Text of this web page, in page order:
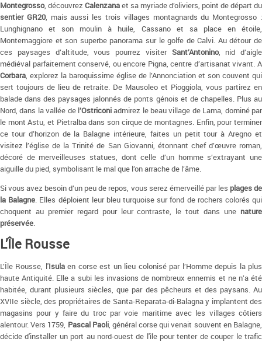
Montegrosso, découvrez Calenzanaet sa myriade d’oliviers, point de départ du
sentier GR20, mais aussi les trois villages montagnards du Montegrosso :
Lunghignano et son moulin à huile, Cassano et sa place en étoile,
Montemaggiore et son superbe panorama sur le golfe de Calvi. Au détour de
ces paysages d’altitude, vous pourrez visiter Sant’Antonino, nid d’aigle
médiéval parfaitement conservé, ou encore Pigna, centre d’artisanat vivant. A
Corbara, explorez la baroquissime église de l’Annonciation et son couvent qui
sert toujours de lieu de retraite. De Mausoleo et Pioggiola, vous partirez en
balade dans des paysages jalonnés de ponts génois et de chapelles. Plus au
Nord, dans la vallée de l’Ostriconiadmirez le beau village de Lama, dominé par
le mont Astu, et Pietralba dans son cirque de montagnes. Enfin, pour terminer
ce tour d’horizon de la Balagne intérieure, faites un petit tour à Aregno et
visitez l’église de la Trinité de San Giovanni, étonnant chef d’œuvre roman,
décoré de merveilleuses statues, dont celle d’un homme s’extrayant une
aiguille du pied, symbolisant le mal que l’on arrache de l’âme.
Si vous avez besoin d’un peu de repos, vous serez émerveillé par les plages de
la Balagne. Elles déploient leur bleu turquoise sur fond de rochers colorés qui
choquent au premier regard pour leur contraste, le tout dans une nature
préservée.
L’Île Rousse
L’Île Rousse, l'Isulaen corse est un lieu colonisé par l’Homme depuis la plus
haute Antiquité. Elle a subi les invasions de nombreux ennemis et ne n’a été
habitée, durant plusieurs siècles, que par des pêcheurs et des paysans. Au
XVIIe siècle, des propriétaires de Santa-Reparata-di-Balagna y implantent des
magasins pour y faire du troc par voie maritime avec les villages côtiers
alentour. Vers 1759, Pascal Paoli, général corse qui venait souvent en Balagne,
décide d'installer un port au nord-ouest de l'île pour tenter de couper le trafic